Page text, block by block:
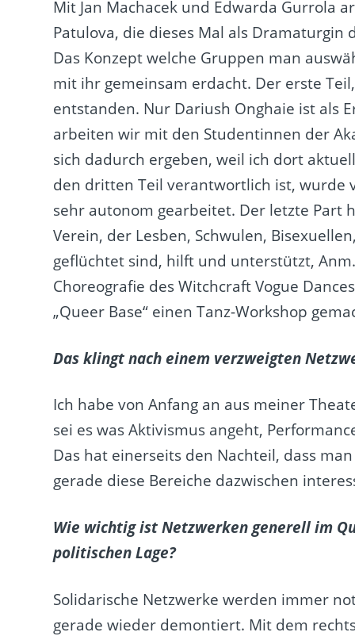
Mit Jan Machacek und Edwarda Gurrola
Patulova, die dieses Mal als
Das Konzept welche Gruppen man
mit ihr gemeinsam erdacht. Der erste
entstanden. Nur Dariush Onghaie ist als
arbeiten wir mit den Studentinnen der
sich dadurch ergeben, weil ich dort
den dritten Teil verantwortlich ist, wurde
sehr autonom gearbeitet. Der letzte Part
Verein, der Lesben, Schwulen,
geflüchtet sind, hilft und unterstützt,
Choreografie des Witchcraft Vogue
„Queer Base“ einen Tanz-Workshop
Das klingt nach einem verzweigten
Ich habe von Anfang an aus meiner
sei es was Aktivismus angeht,
Das hat einerseits den Nachteil, dass
gerade diese Bereiche dazwischen
Wie wichtig ist Netzwerken generell im
politischen Lage?
Solidarische Netzwerke werden immer
gerade wieder demontiert. Mit dem